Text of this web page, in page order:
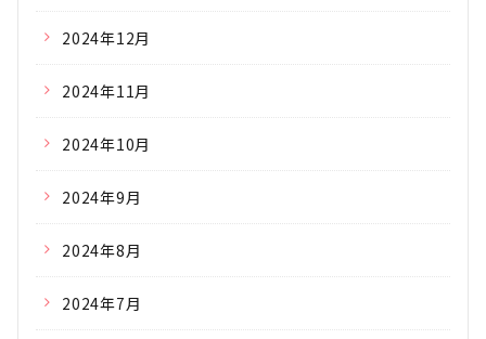
2024年12月
2024年11月
2024年10月
2024年9月
2024年8月
2024年7月